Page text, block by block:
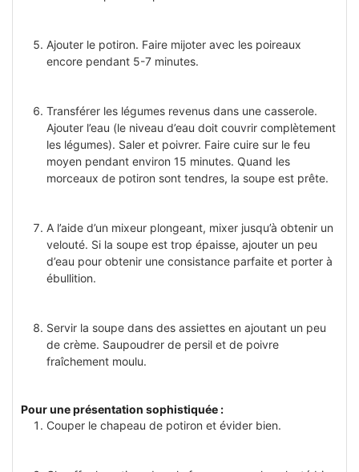
Ajouter le potiron. Faire mijoter avec les poireaux
encore pendant 5-7 minutes.
Transférer les légumes revenus dans une casserole.
Ajouter l’eau (le niveau d’eau doit couvrir complètement
les légumes). Saler et poivrer. Faire cuire sur le feu
moyen pendant environ 15 minutes. Quand les
morceaux de potiron sont tendres, la soupe est prête.
A l’aide d’un mixeur plongeant, mixer jusqu’à obtenir un
velouté. Si la soupe est trop épaisse, ajouter un peu
d’eau pour obtenir une consistance parfaite et porter à
ébullition.
Servir la soupe dans des assiettes en ajoutant un peu
de crème. Saupoudrer de persil et de poivre
fraîchement moulu.
Pour une présentation sophistiquée :
Couper le chapeau de potiron et évider bien.